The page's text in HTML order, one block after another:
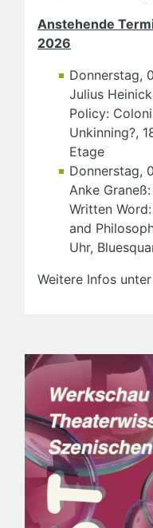
Anstehende
2026
Donnerstag,
Julius
Policy:
Unkinning?,
Etage
Donnerstag,
Anke
Written
and
Uhr,
Weitere Infos unter